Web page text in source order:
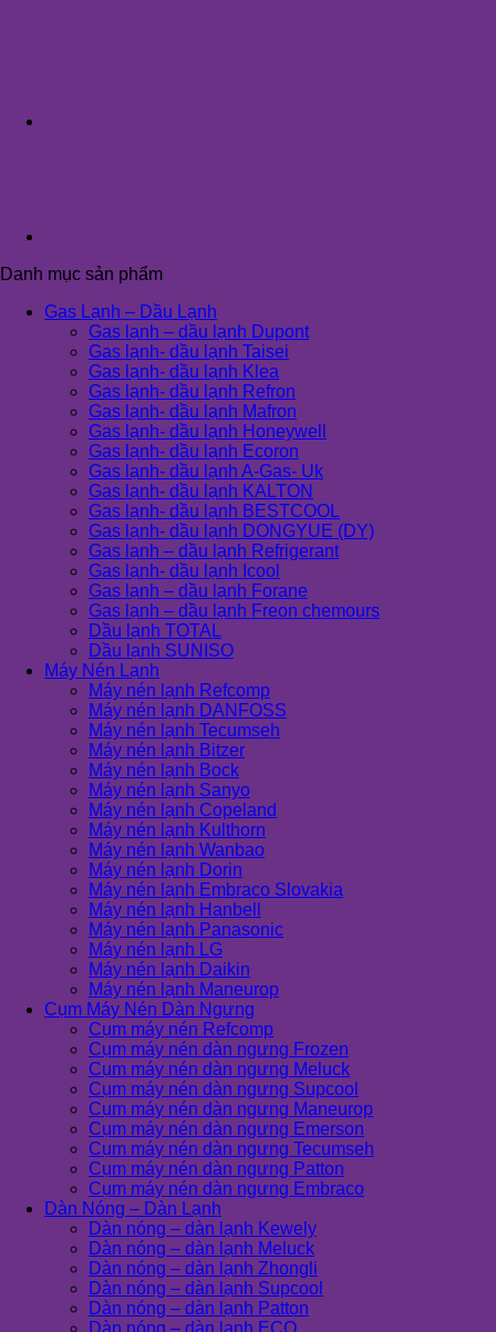
Danh mục sản phẩm
Gas Lạnh – Dầu Lạnh
Gas lạnh – dầu lạnh Dupont
Gas lạnh- dầu lạnh Taisei
Gas lạnh- dầu lạnh Klea
Gas lạnh- dầu lạnh Refron
Gas lạnh- dầu lạnh Mafron
Gas lạnh- dầu lạnh Honeywell
Gas lạnh- dầu lạnh Ecoron
Gas lạnh- dầu lạnh A-Gas- Uk
Gas lạnh- dầu lạnh KALTON
Gas lạnh- dầu lạnh BESTCOOL
Gas lạnh- dầu lạnh DONGYUE (DY)
Gas lạnh – dầu lạnh Refrigerant
Gas lạnh- dầu lạnh Icool
Gas lạnh – dầu lạnh Forane
Gas lạnh – dầu lạnh Freon chemours
Dầu lạnh TOTAL
Dầu lạnh SUNISO
Máy Nén Lạnh
Máy nén lạnh Refcomp
Máy nén lạnh DANFOSS
Máy nén lạnh Tecumseh
Máy nén lạnh Bitzer
Máy nén lạnh Bock
Máy nén lạnh Sanyo
Máy nén lạnh Copeland
Máy nén lạnh Kulthorn
Máy nén lạnh Wanbao
Máy nén lạnh Dorin
Máy nén lạnh Embraco Slovakia
Máy nén lạnh Hanbell
Máy nén lạnh Panasonic
Máy nén lạnh LG
Máy nén lạnh Daikin
Máy nén lạnh Maneurop
Cụm Máy Nén Dàn Ngưng
Cụm máy nén Refcomp
Cụm máy nén dàn ngưng Frozen
Cụm máy nén dàn ngưng Meluck
Cụm máy nén dàn ngưng Supcool
Cụm máy nén dàn ngưng Maneurop
Cụm máy nén dàn ngưng Emerson
Cụm máy nén dàn ngưng Tecumseh
Cụm máy nén dàn ngưng Patton
Cụm máy nén dàn ngưng Embraco
Dàn Nóng – Dàn Lạnh
Dàn nóng – dàn lạnh Kewely
Dàn nóng – dàn lạnh Meluck
Dàn nóng – dàn lạnh Zhongli
Dàn nóng – dàn lạnh Supcool
Dàn nóng – dàn lạnh Patton